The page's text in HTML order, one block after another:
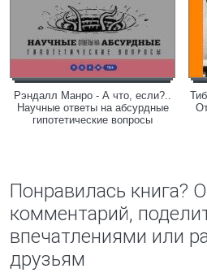
Рэндалл Манро - А что, если?..
Научные ответы на абсурдные
гипотетические вопросы
Понравилась книга?
комментарий,
впечатлениями или
друзьям